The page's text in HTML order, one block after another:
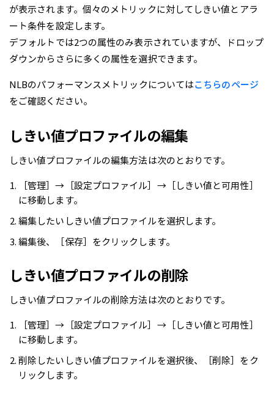
が表示されます。個々のメトリックに対してしきい値とアラ
ート条件を設定します。
デフォルトでは2つの属性のみ表示されていますが、ドロップ
ダウンからさらに多くの属性を選択できます。
NLBのパフォーマンスメトリックについてはこちらのページ
をご確認ください。
しきい値プロファイルの編集
しきい値プロファイルの編集方法は次のとおりです。
［管理］→［設定プロファイル］→［しきい値と可用性］
に移動します。
編集したいしきい値プロファイルを選択します。
編集後、［保存］をクリックします。
しきい値プロファイルの削除
しきい値プロファイルの削除方法は次のとおりです。
［管理］→［設定プロファイル］→［しきい値と可用性］
に移動します。
削除したいしきい値プロファイルを選択後、［削除］をク
リックします。